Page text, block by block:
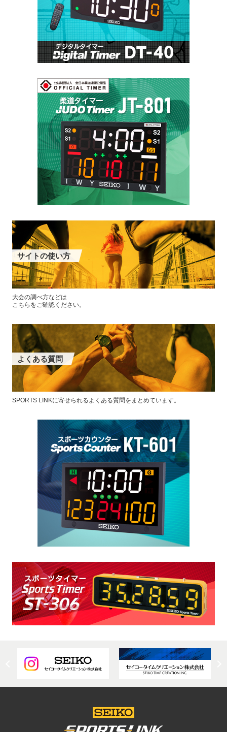
サイトの使い方
大会の調べ方などは
こちらをご確認ください。
よくある質問
SPORTS LINKに寄せられるよくある質問をまとめています。